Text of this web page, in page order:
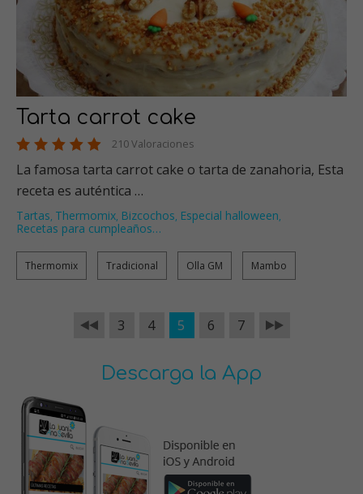
Tarta carrot cake
210 Valoraciones
La famosa tarta carrot cake o tarta de zanahoria, Esta
receta es auténtica …
Tartas, Thermomix, Bizcochos, Especial halloween,
Recetas para cumpleaños…
Thermomix Tradicional Olla GM Mambo
3 4 5 6 7
Descarga la App